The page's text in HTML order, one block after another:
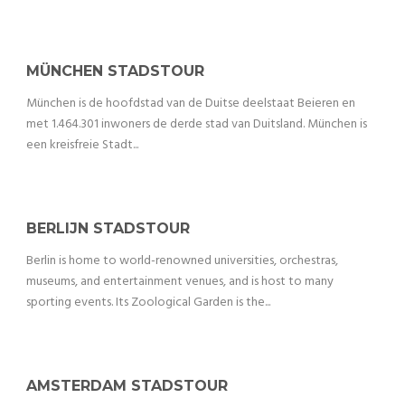
MÜNCHEN STADSTOUR
München is de hoofdstad van de Duitse deelstaat Beieren en
met 1.464.301 inwoners de derde stad van Duitsland. München is
een kreisfreie Stadt...
BERLIJN STADSTOUR
Berlin is home to world-renowned universities, orchestras,
museums, and entertainment venues, and is host to many
sporting events. Its Zoological Garden is the...
AMSTERDAM STADSTOUR